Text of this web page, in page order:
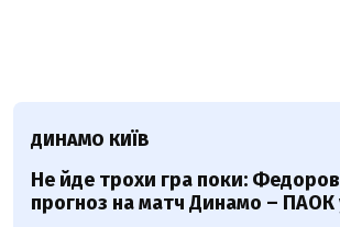
ДИНАМО КИЇВ
Не йде трохи гра поки:
прогноз на матч Динамо – ПАОК